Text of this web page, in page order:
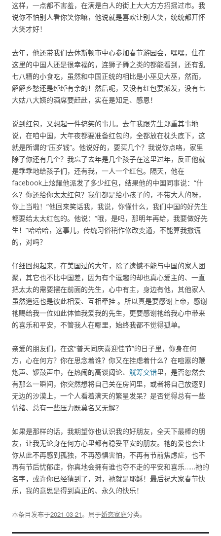
这样，一点都不害羞，在满是白人的街上大大方方招摇过市。我
说你不怕别人看你笑你嘛，他说就是喜欢让别人笑，统统都开怀
大笑才好！
去年，他还带我们去休斯顿市中心参加春节游园会，嘿嘿，住在
这里的中国人还是很幸福的，连狮子舞之类的都能看到，还有乱
七八糟的小食吃，虽然和中国正统的相比是小巫见大巫，然而，
解解乡愁还是绰绰有余的！然后呢，又没有红包要派发，没有七
大姑八大姨的酒席要赶赴，实在是知足、感恩！
说到红包，又想起一件搞笑的事儿。去年我跟先生郑重其事地
说，在咱中国，大年夜都要准备红包的，全都放在枕头底下，这
就是所谓的“压岁钱”。他说好的，要买几个？我说你点咯，家里
除了你还有几个？我忘了去年是几个孩子在这里过年，反正他就
是乖乖地给孩子们，还有我，一人一个红包。隔天，他在
facebook上炫耀他派发了多少红包，结果他的中国同事说：“什
么？你还给你太太红包？我们都是给小孩子的，不带大人的呀，
你上当啦！”他回来笑话我，我说，你懂什么，我们中国的好先生
都要给太太红包的。他说：“哦，是吗，那明年再给，我要做好先
生！”哈哈哈，这事儿，传统习俗稍作修改变通，不能算我撒谎
的，对吗？
仔细回想起来，在美国过的大年，除了遗憾不能与中国的家人团
聚，其它也不比中国差，因为有个逗趣的却也真心爱主的、一直
把太太的需要摆在前面的先生，心中有主，身边有他，其他家人
虽然遥远也是彼此相爱、互相牵挂 。所以真是要感谢上帝，感谢
祂赐给我一位如此体恤我爱我的先生，更要感谢祂给我心中带来
的喜乐和平安，不管我人在哪里，始终我都不觉得孤单。
亲爱的朋友们，在这“普天同庆喜迎佳节”的日子里，你身在何
方，心在何方？你在思念着谁？你又在挂虑着什么？在喧嚣的鞭
炮声、锣鼓声中，在热闹的高谈阔论、 觥筹交错里，是否忽然会
有那么一瞬间，你突然想将自己关在房间里，或者将自己放逐到
无边的沙漠上，一个人看着满天的繁星发呆？是否觉得总有一些
情绪、总有一些压力既莫名又无解？
如果是那样的话，我期望你也认识我的好朋友，全天下最棒的朋
友，让我无论身在何方心里都有稳妥平安的朋友。祂的爱也会让
你从此不再感到孤独，不再恐惧害怕，不再有节前焦虑症，也不
再有节后忧郁症，你真地会拥有谁也夺不走的平安和喜乐……祂的
名字，或许你已经猜到了，对，祂就是耶稣！最后祝大家春节快
乐，我的意思是得到真正的、永久的快乐！
本条目发布于2021-03-21。属于婚恋家庭分类。